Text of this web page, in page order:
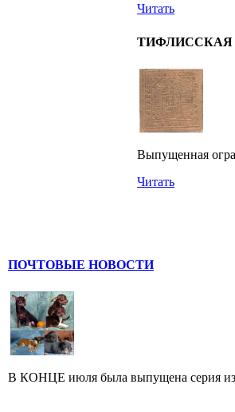
Читать
ТИФЛИССКАЯ
Выпущенная
Читать
ПОЧТОВЫЕ НОВОСТИ
В КОНЦЕ июля была выпущена серия из